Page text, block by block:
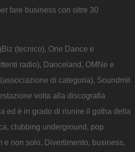
fare business con oltre 30
(tecnico), One Dance e
radio), Danceland, OMNe e
di categoria), Soundmit
volta alla discografia
ed è in grado di riunire il gotha della
clubbing underground, pop
e non solo. Divertimento, business,